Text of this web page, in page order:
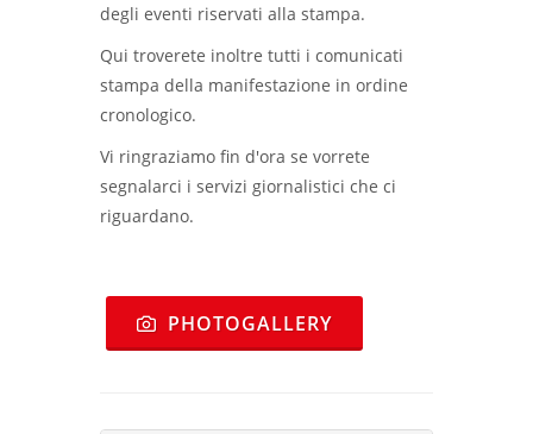
degli eventi riservati alla stampa.
Qui troverete inoltre tutti i comunicati
stampa della manifestazione in ordine
cronologico.
Vi ringraziamo fin d'ora se vorrete
segnalarci i servizi giornalistici che ci
riguardano.
PHOTOGALLERY